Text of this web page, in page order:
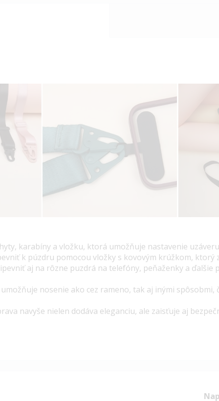
karabíny a vložku, ktorá umožňuje nastavenie
k púzdru pomocou vložky s kovovým krúžkom,
aj na rôzne puzdrá na telefóny, peňaženky a ďalšie
nosenie ako cez rameno, tak aj inými
navyše nielen dodáva eleganciu, ale zaisťuje aj